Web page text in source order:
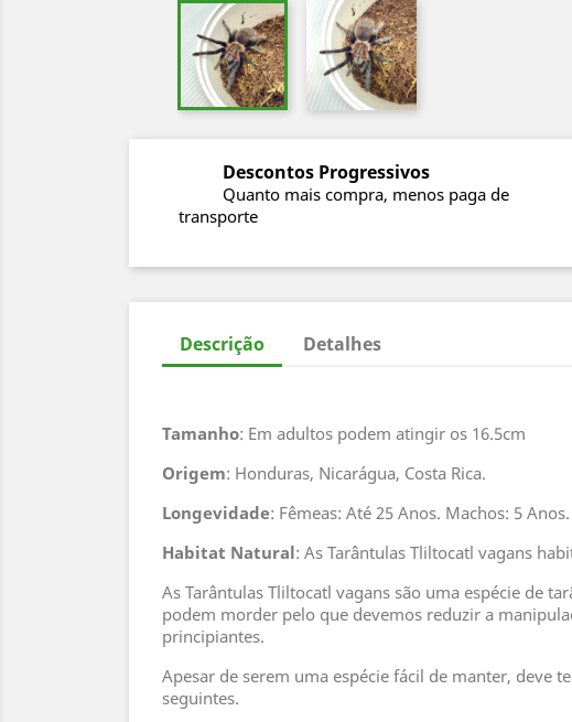
Descontos Progressivos
Quanto mais compra, menos paga de
transporte
Descrição Detalhes
Tamanho: Em adultos podem atingir os 16.5cm
Origem: Honduras, Nicarágua, Costa Rica.
Longevidade: Fêmeas: Até 25 Anos. Machos: 5 Anos.
Habitat Natural: As Tarântulas Tliltocatl vagans
As Tarântulas Tliltocatl vagans são uma espécie de
podem morder pelo que devemos reduzir a
principiantes.
Apesar de serem uma espécie fácil de manter, deve
seguintes.